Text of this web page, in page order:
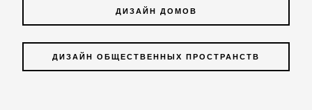
ДИЗАЙН ДОМОВ
ДИЗАЙН ОБЩЕСТВЕННЫХ ПРОСТРАНСТВ